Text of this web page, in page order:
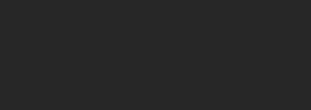
favoris